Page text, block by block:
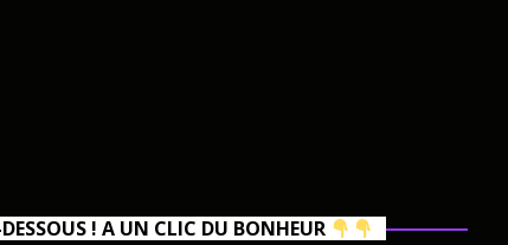
! A UN CLIC DU BONHEUR